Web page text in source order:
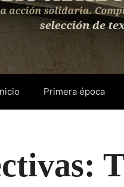
Primera época